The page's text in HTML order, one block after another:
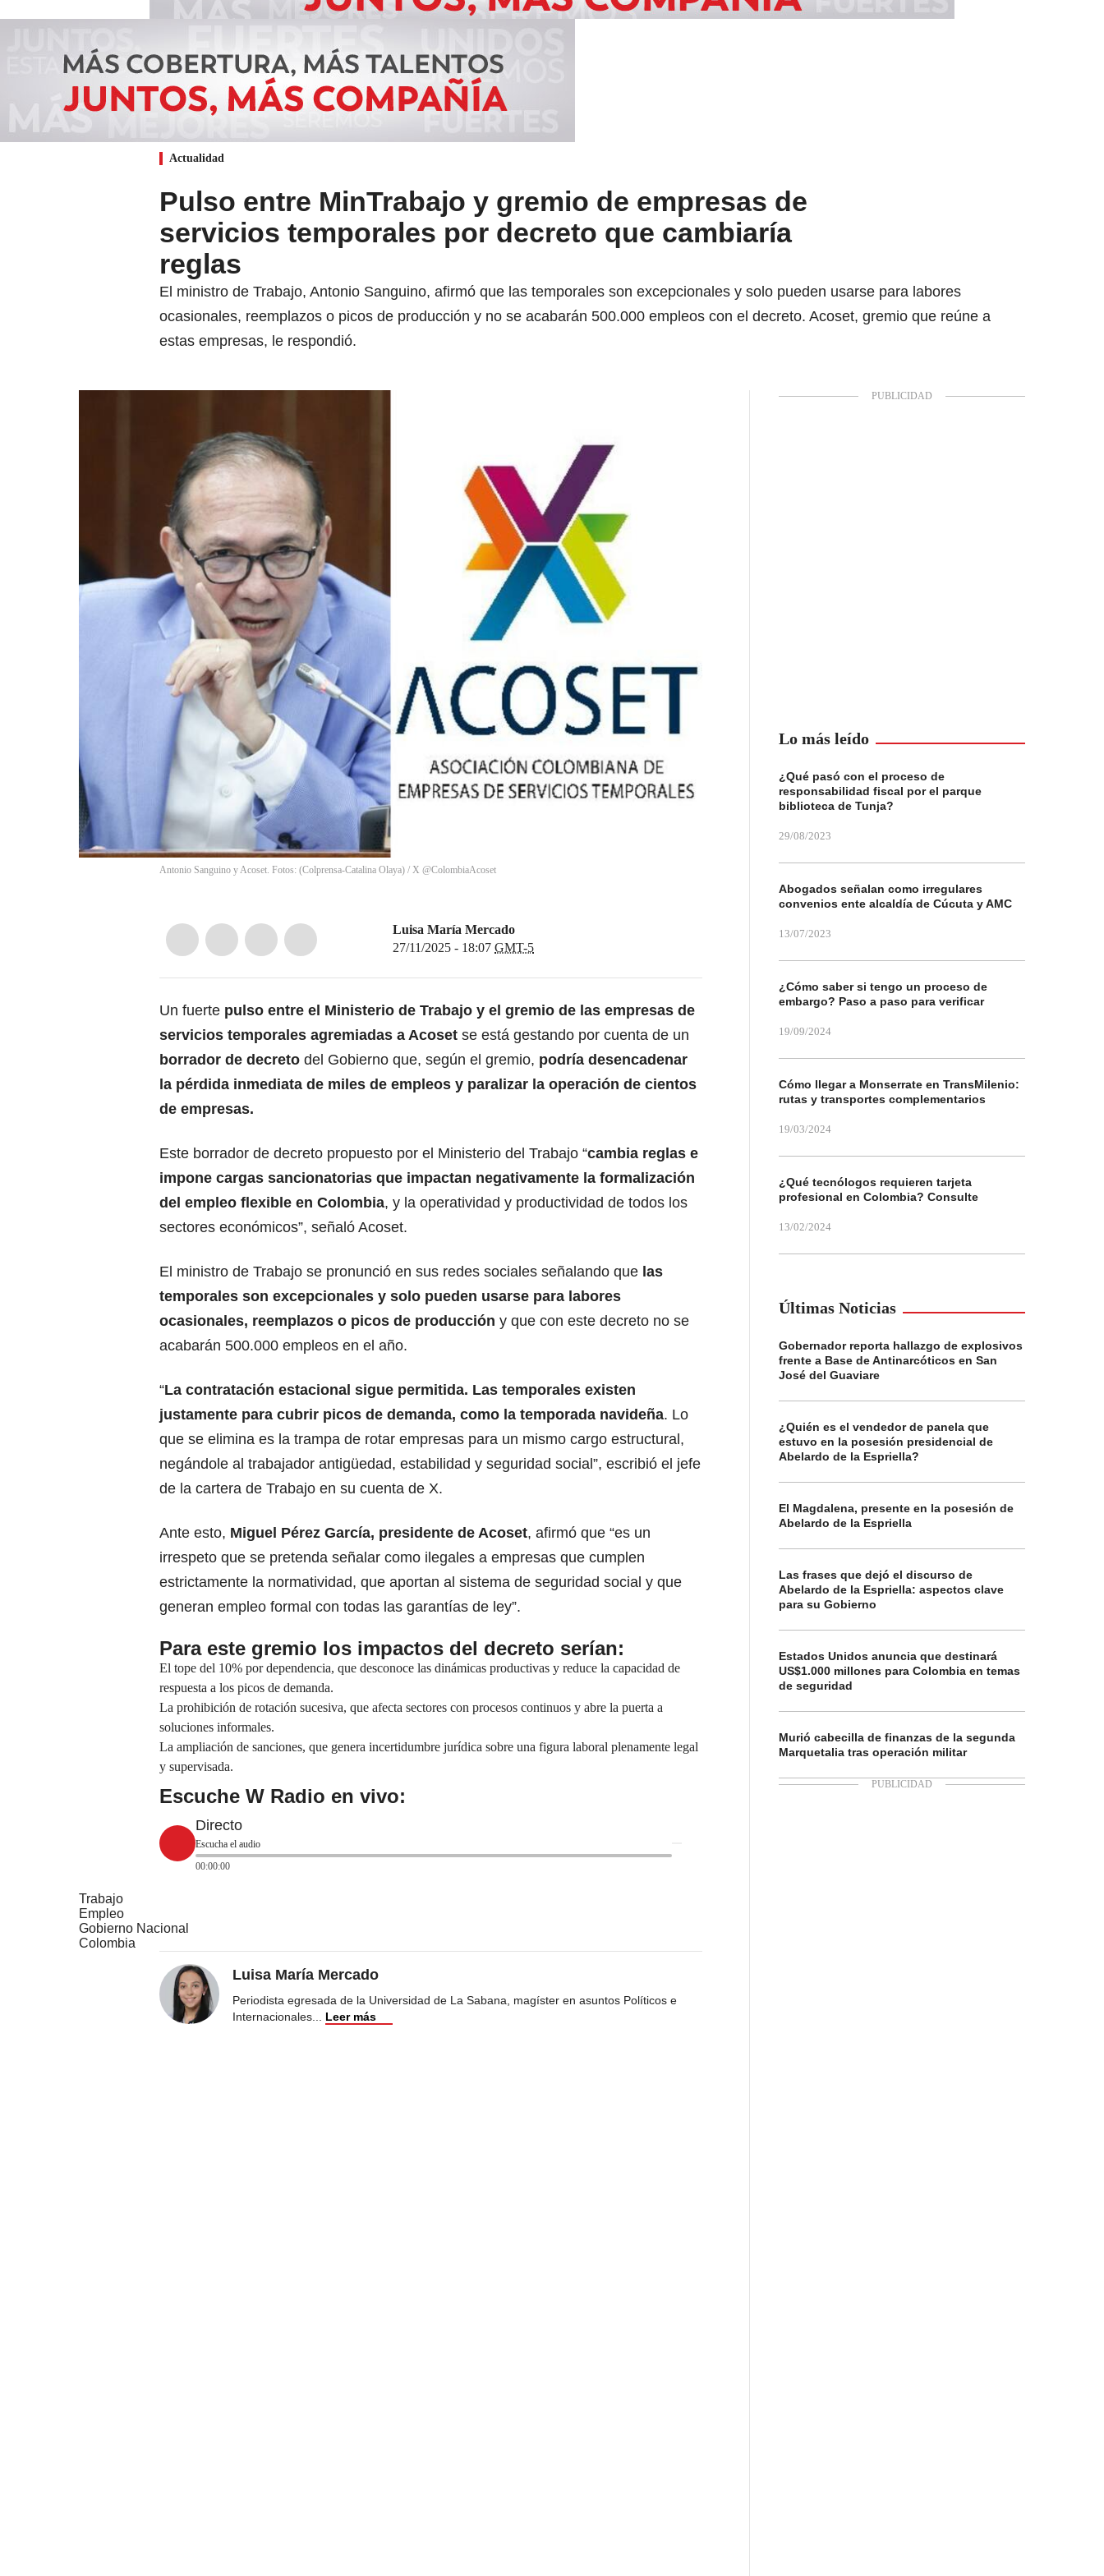
Actualidad
Pulso entre MinTrabajo y gremio de empresas de
servicios temporales por decreto que cambiaría
reglas
El ministro de Trabajo, Antonio Sanguino, afirmó que las temporales son excepcionales y solo pueden usarse para labores
ocasionales, reemplazos o picos de producción y no se acabarán 500.000 empleos con el decreto. Acoset, gremio que reúne a
estas empresas, le respondió.
Antonio Sanguino y Acoset. Fotos: (Colprensa-Catalina Olaya) / X @ColombiaAcoset
Luisa María Mercado
27/11/2025 - 18:07 GMT-5
Un fuerte pulso entre el Ministerio de Trabajo y el gremio de las empresas de
servicios temporales agremiadas a Acoset se está gestando por cuenta de un
borrador de decreto del Gobierno que, según el gremio, podría desencadenar
la pérdida inmediata de miles de empleos y paralizar la operación de cientos
de empresas.
Este borrador de decreto propuesto por el Ministerio del Trabajo “cambia reglas e
impone cargas sancionatorias que impactan negativamente la formalización
del empleo flexible en Colombia, y la operatividad y productividad de todos los
sectores económicos”, señaló Acoset.
El ministro de Trabajo se pronunció en sus redes sociales señalando que las
temporales son excepcionales y solo pueden usarse para labores
ocasionales, reemplazos o picos de producción y que con este decreto no se
acabarán 500.000 empleos en el año.
“La contratación estacional sigue permitida. Las temporales existen
justamente para cubrir picos de demanda, como la temporada navideña. Lo
que se elimina es la trampa de rotar empresas para un mismo cargo estructural,
negándole al trabajador antigüedad, estabilidad y seguridad social”, escribió el jefe
de la cartera de Trabajo en su cuenta de X.
Ante esto, Miguel Pérez García, presidente de Acoset, afirmó que “es un
irrespeto que se pretenda señalar como ilegales a empresas que cumplen
estrictamente la normatividad, que aportan al sistema de seguridad social y que
generan empleo formal con todas las garantías de ley”.
Para este gremio los impactos del decreto serían:
El tope del 10% por dependencia, que desconoce las dinámicas productivas y reduce la capacidad de
respuesta a los picos de demanda.
La prohibición de rotación sucesiva, que afecta sectores con procesos continuos y abre la puerta a
soluciones informales.
La ampliación de sanciones, que genera incertidumbre jurídica sobre una figura laboral plenamente legal
y supervisada.
Escuche W Radio en vivo:
Directo
Escucha el audio
00:00:00
Trabajo
Empleo
Gobierno Nacional
Colombia
Luisa María Mercado
Periodista egresada de la Universidad de La Sabana, magíster en asuntos Políticos e
Internacionales... Leer más
Lo más leído
¿Qué pasó con el proceso de
responsabilidad fiscal por el parque
biblioteca de Tunja?
29/08/2023
Abogados señalan como irregulares
convenios ente alcaldía de Cúcuta y AMC
13/07/2023
¿Cómo saber si tengo un proceso de
embargo? Paso a paso para verificar
19/09/2024
Cómo llegar a Monserrate en TransMilenio:
rutas y transportes complementarios
19/03/2024
¿Qué tecnólogos requieren tarjeta
profesional en Colombia? Consulte
13/02/2024
Últimas Noticias
Gobernador reporta hallazgo de explosivos
frente a Base de Antinarcóticos en San
José del Guaviare
¿Quién es el vendedor de panela que
estuvo en la posesión presidencial de
Abelardo de la Espriella?
El Magdalena, presente en la posesión de
Abelardo de la Espriella
Las frases que dejó el discurso de
Abelardo de la Espriella: aspectos clave
para su Gobierno
Estados Unidos anuncia que destinará
US$1.000 millones para Colombia en temas
de seguridad
Murió cabecilla de finanzas de la segunda
Marquetalia tras operación militar